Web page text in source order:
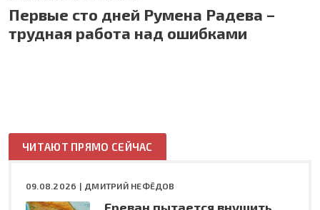
Первые сто дней Румена Радева –
трудная работа над ошибками
ЧИТАЮТ ПРЯМО СЕЙЧАС
09.08.2026 | ДМИТРИЙ НЕФЁДОВ